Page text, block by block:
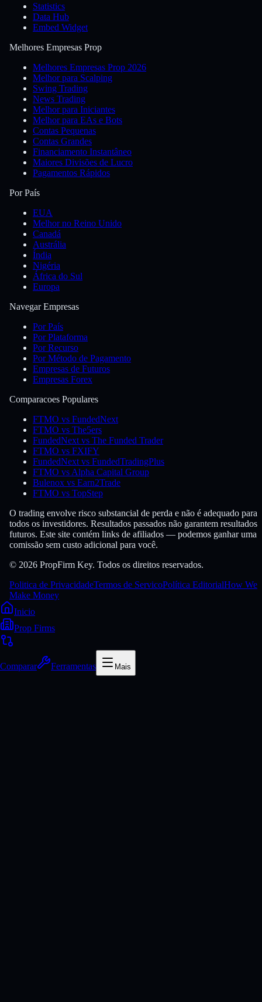
Statistics
Data Hub
Embed Widget
Melhores Empresas Prop
Melhores Empresas Prop 2026
Melhor para Scalping
Swing Trading
News Trading
Melhor para Iniciantes
Melhor para EAs e Bots
Contas Pequenas
Contas Grandes
Financiamento Instantâneo
Maiores Divisões de Lucro
Pagamentos Rápidos
Por País
EUA
Melhor no Reino Unido
Canadá
Austrália
Índia
Nigéria
África do Sul
Europa
Navegar Empresas
Por País
Por Plataforma
Por Recurso
Por Método de Pagamento
Empresas de Futuros
Empresas Forex
Comparacoes Populares
FTMO vs FundedNext
FTMO vs The5ers
FundedNext vs The Funded Trader
FTMO vs FXIFY
FundedNext vs FundedTradingPlus
FTMO vs Alpha Capital Group
Bulenox vs Earn2Trade
FTMO vs TopStep
O trading envolve risco substancial de perda e não é adequado para
todos os investidores. Resultados passados não garantem resultados
futuros. Este site contém links de afiliados — podemos ganhar uma
comissão sem custo adicional para você.
© 2026 PropFirm Key. Todos os direitos reservados.
Politica de PrivacidadeTermos de ServicoPolítica EditorialHow We
Make Money
Inicio
Prop Firms
Comparar Ferramentas Mais